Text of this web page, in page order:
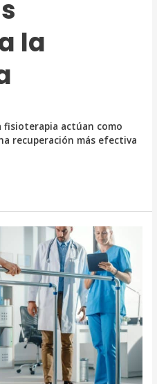
la
fisioterapia actúan como
recuperación más efectiva